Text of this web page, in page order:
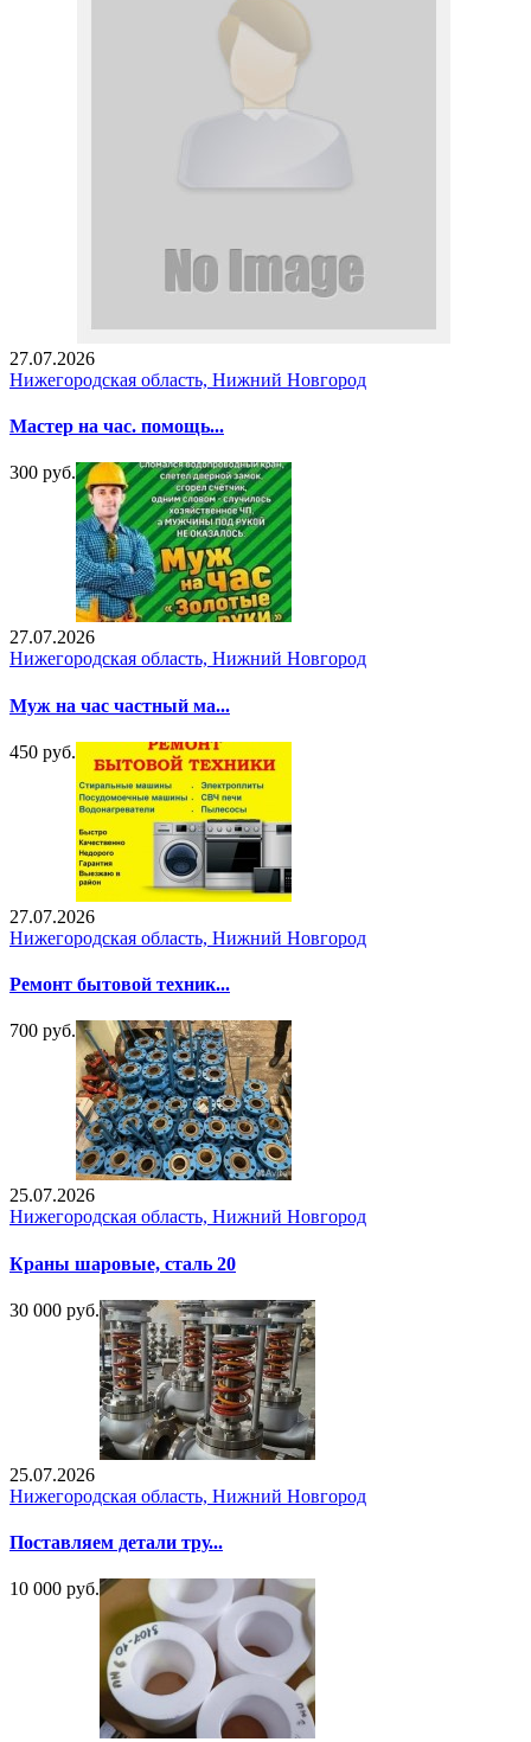
27.07.2026
Нижегородская область, Нижний Новгород
Мастер на час. помощь...
300 руб.
27.07.2026
Нижегородская область, Нижний Новгород
Муж на час частный ма...
450 руб.
27.07.2026
Нижегородская область, Нижний Новгород
Ремонт бытовой техник...
700 руб.
25.07.2026
Нижегородская область, Нижний Новгород
Краны шаровые, сталь 20
30 000 руб.
25.07.2026
Нижегородская область, Нижний Новгород
Поставляем детали тру...
10 000 руб.